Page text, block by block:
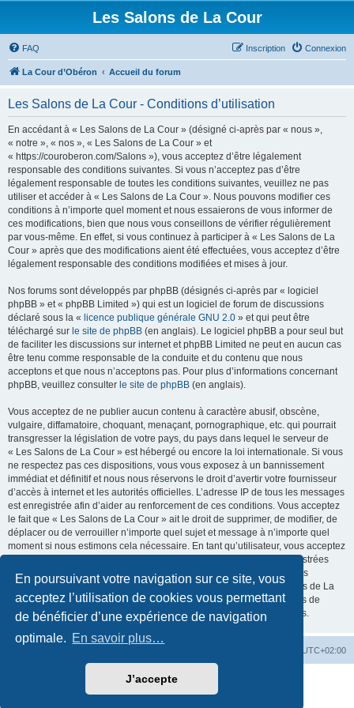
En poursuivant votre navigation sur ce site, vous
acceptez l’utilisation de cookies vous permettant
de bénéficier d’une expérience de navigation
optimale. En savoir plus…
J’accepte
Les Salons de La Cour
FAQ Connexion
Inscription
La Cour d’Obéron Accueil du forum
Les Salons de La Cour - Conditions d’utilisation
En accédant à « Les Salons de La Cour » (désigné ci-après par « nous »,
« notre », « nos », « Les Salons de La Cour » et
« https://couroberon.com/Salons »), vous acceptez d’être légalement
responsable des conditions suivantes. Si vous n’acceptez pas d’être
légalement responsable de toutes les conditions suivantes, veuillez ne pas
utiliser et accéder à « Les Salons de La Cour ». Nous pouvons modifier ces
conditions à n’importe quel moment et nous essaierons de vous informer de
ces modifications, bien que nous vous conseillons de vérifier régulièrement
par vous-même. En effet, si vous continuez à participer à « Les Salons de La
Cour » après que des modifications aient été effectuées, vous acceptez d’être
légalement responsable des conditions modifiées et mises à jour.
Nos forums sont développés par phpBB (désignés ci-après par « logiciel
phpBB » et « phpBB Limited ») qui est un logiciel de forum de discussions
déclaré sous la « licence publique générale GNU 2.0 » et qui peut être
téléchargé sur le site de phpBB (en anglais). Le logiciel phpBB a pour seul but
de faciliter les discussions sur internet et phpBB Limited ne peut en aucun cas
être tenu comme responsable de la conduite et du contenu que nous
acceptons et que nous n’acceptons pas. Pour plus d’informations concernant
phpBB, veuillez consulter le site de phpBB (en anglais).
Vous acceptez de ne publier aucun contenu à caractère abusif, obscène,
vulgaire, diffamatoire, choquant, menaçant, pornographique, etc. qui pourrait
transgresser la législation de votre pays, du pays dans lequel le serveur de
« Les Salons de La Cour » est hébergé ou encore la loi internationale. Si vous
ne respectez pas ces dispositions, vous vous exposez à un bannissement
immédiat et définitif et nous nous réservons le droit d’avertir votre fournisseur
d’accès à internet et les autorités officielles. L’adresse IP de tous les messages
est enregistrée afin d’aider au renforcement de ces conditions. Vous acceptez
le fait que « Les Salons de La Cour » ait le droit de supprimer, de modifier, de
déplacer ou de verrouiller n’importe quel sujet et message à n’importe quel
moment si nous estimons cela nécessaire. En tant qu’utilisateur, vous acceptez
que toutes les informations que vous avez renseignées soient enregistrées
dans notre base de données. Bien que ces informations ne seront pas
diffusées à une tierce partie sans votre consentement, ni « Les Salons de La
Cour », ni phpBB, ne pourront être tenus comme responsables en cas de
tentative de piratage informatique visant à compromettre vos données.
UTC+02:00
phpBB® Forum Software © phpBB Limited
©